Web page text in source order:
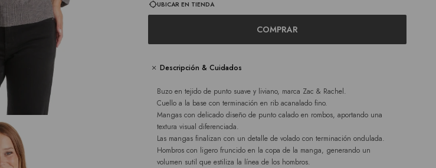
UBICAR EN TIENDA
COMPRAR
Descripción & Cuidados
Buzo en tejido de punto suave y liviano, marca Zac & Rachel.
Cuello a la base con terminación en rib acanalado fino.
Mangas con delicado diseño de punto calado en rombos, aportando una
textura visual diferenciada.
Las mangas finalizan con un detalle de volado con terminación ondulada.
Hombros con ligero fruncido en la copa de la manga, generando un
volumen sutil que estiliza la línea de los hombros.